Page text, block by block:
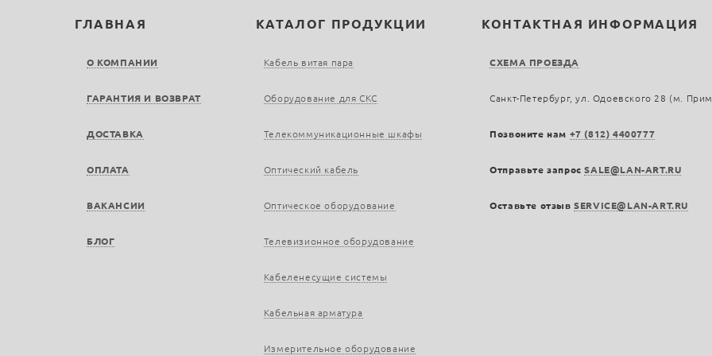
ГЛАВНАЯ
О КОМПАНИИ
ГАРАНТИЯ И ВОЗВРАТ
ДОСТАВКА
ОПЛАТА
ВАКАНСИИ
БЛОГ
КАТАЛОГ ПРОДУКЦИИ
Кабель витая пара
Оборудование для СКС
Телекоммуникационные шкафы
Оптический кабель
Оптическое оборудование
Телевизионное оборудование
Кабеленесущие системы
Кабельная арматура
Измерительное оборудование
КОНТАКТНАЯ ИНФОРМАЦИЯ
СХЕМА ПРОЕЗДА
Санкт-Петербург, ул. Одоевского 28 (м.
Позвоните нам +7 (812) 4400777
Отправьте запросSALE@LAN-ART.RU
Оставьте отзывSERVICE@LAN-ART.RU